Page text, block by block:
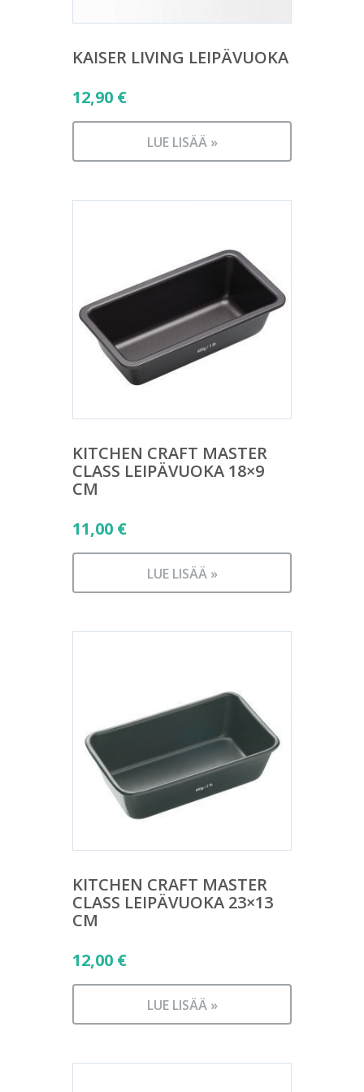
KAISER LIVING LEIPÄVUOKA
12,90 €
LUE LISÄÄ »
KITCHEN CRAFT MASTER
CLASS LEIPÄVUOKA 18×9
CM
11,00 €
LUE LISÄÄ »
KITCHEN CRAFT MASTER
CLASS LEIPÄVUOKA 23×13
CM
12,00 €
LUE LISÄÄ »